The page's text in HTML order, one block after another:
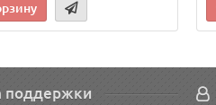
поддержки